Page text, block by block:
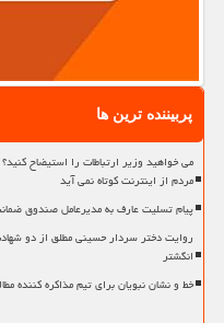
پربیننده ترین ها
می خواهید وزیر ارتباطات را استیضاح
مردم از اینترنت کوتاه نمی آید
پیام تسلیت عارف به مدیرعامل صندوق
روایت دختر سردار حسینی مطلق از دو
انگشتر
خط و نشان نبویان برای تیم مذاکره کننده